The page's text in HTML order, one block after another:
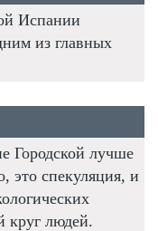
Испании
из главных
Городской лучше
это спекуляция, и
круг людей.